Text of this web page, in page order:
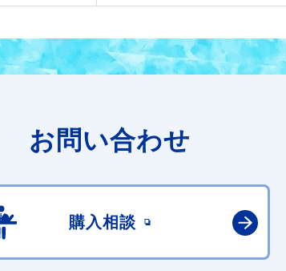
お問い合わせ
購入相談